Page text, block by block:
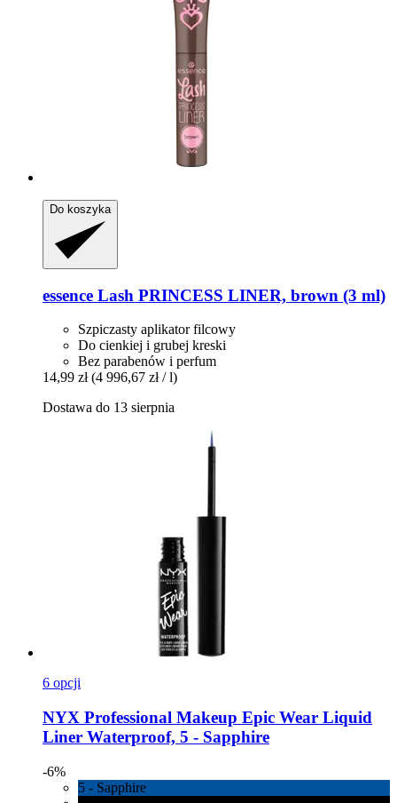
Do koszyka
essence Lash PRINCESS LINER, brown (3 ml)
Szpiczasty aplikator filcowy
Do cienkiej i grubej kreski
Bez parabenów i perfum
14,99 zł (4 996,67 zł / l)
Dostawa do 13 sierpnia
6 opcji
NYX Professional Makeup Epic Wear Liquid
Liner Waterproof, 5 -​ Sapphire
-6%
5 - Sapphire